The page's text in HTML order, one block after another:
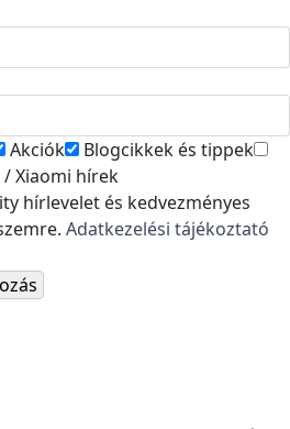
Akciók
Blogcikkek és tippek
/ Xiaomi hírek
hírlevelet és kedvezményes
Adatkezelési tájékoztató